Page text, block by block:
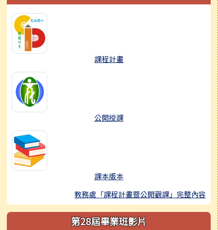
課程計畫
公開授課
課本版本
教務處「課程計畫暨公開觀課」完整內容
第28屆畢業班影片